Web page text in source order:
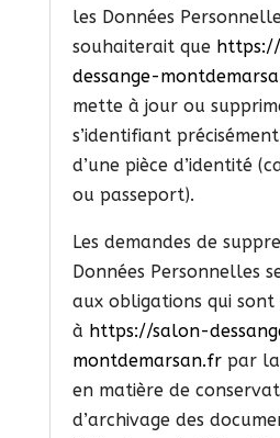
les Données
souhaiterait que
dessange-
mette à jour ou
s’identifiant
d’une pièce d’identité
ou passeport).
Les demandes de
Données Personnelles
aux obligations qui sont
à https://salon-
montdemarsan.fr par
en matière de
d’archivage des